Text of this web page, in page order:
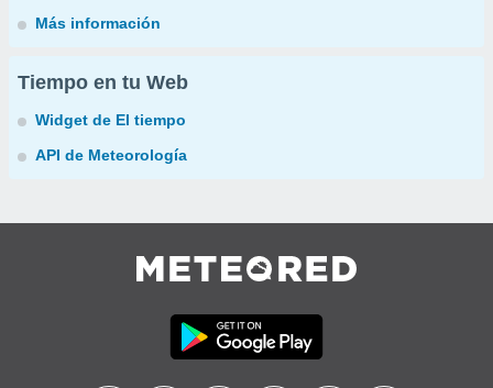
Más información
Tiempo en tu Web
Widget de El tiempo
API de Meteorología